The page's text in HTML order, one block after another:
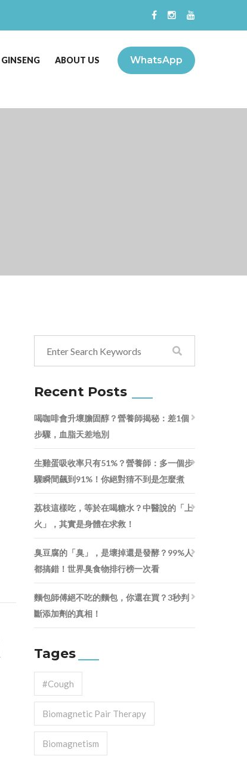
WhatsApp
GINSENG ABOUT US
Recent Posts
喝咖啡會升壞膽固醇？營養師揭秘：差1個
步驟，血脂天差地別
生雞蛋吸收率只有51%？營養師：多一個步
驟瞬間飆到91%！你絕對猜不到是怎麼煮
荔枝這樣吃，等於在喝糖水？中醫說的「上
火」，其實是身體在求救！
臭豆腐的「臭」，是壞掉還是發酵？99%人
都搞錯！世界臭食物排行榜一次看
麵包師傅絕不吃的麵包，你還在買？3秒判
斷添加劑的真相！
Tages
#cough
Biomagnetic Pair Therapy
Biomagnetism